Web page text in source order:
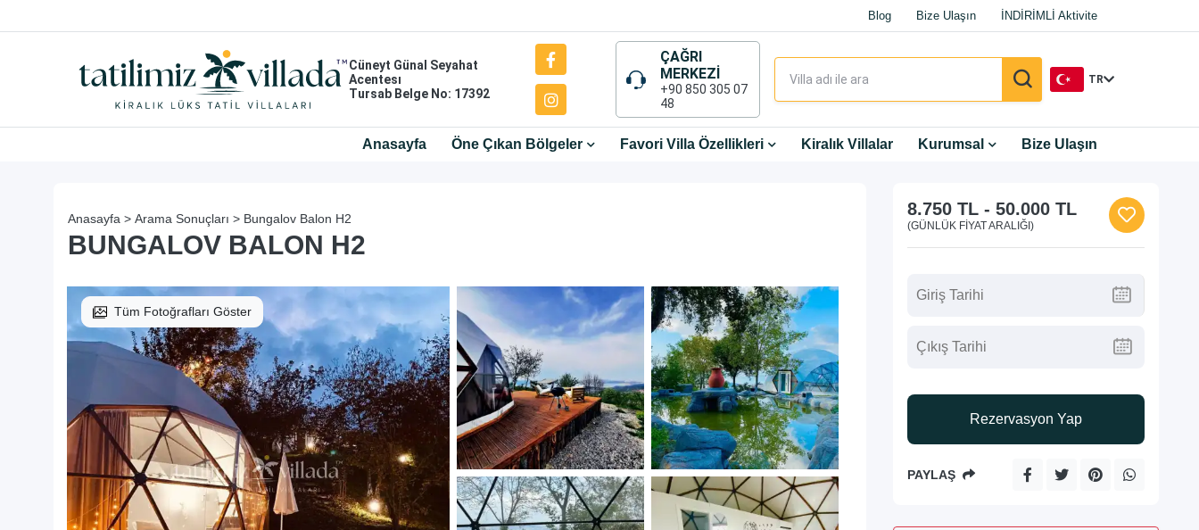
Blog Bize Ulaşın İNDİRİMLİ Aktivite
Cüneyt Günal Seyahat
Acentesı
Tursab Belge No: 17392
ÇAĞRI
MERKEZİ
+90 850 305 07
48
TR
Anasayfa Öne Çıkan Bölgeler Favori Villa Özellikleri Kiralık Villalar Kurumsal Bize Ulaşın
Anasayfa > Arama Sonuçları > Bungalov Balon H2
BUNGALOV BALON H2
Tüm Fotoğrafları Göster
8.750 TL- 50.000 TL
(GÜNLÜK FIYAT ARALIĞI)
Rezervasyon Yap
PAYLAŞ